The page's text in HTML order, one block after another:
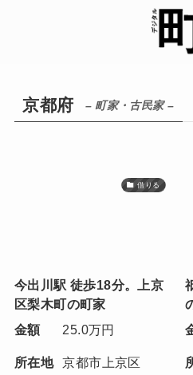
京都府 – 町家・古民家 –
借りる
今出川駅 徒歩18分。上京
区梨木町の町家
金額
25.0万円
所在地 京都市上京区